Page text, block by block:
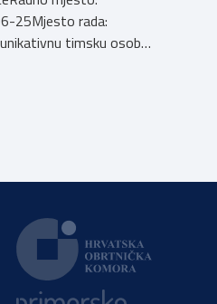
25Mjesto rada:
timsku osobu